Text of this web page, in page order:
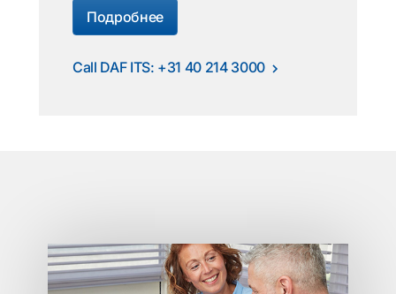
Подробнее
Call DAF ITS: +31 40 214 3000